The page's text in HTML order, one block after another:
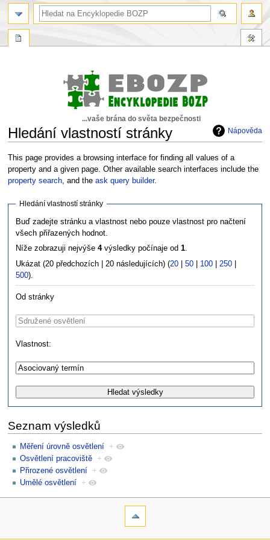
...vaše brána do světa bezpečnosti
Nápověda
Hledání vlastností stránky
Skočit
na
navigaci
Skočit
na
vyhledávání
This page provides a browsing interface for finding all values of a
property and a given page. Other available search interfaces include the
property search, and the ask query builder.
Hledání vlastností stránky
Buď zadejte stránku a vlastnost nebo pouze vlastnost pro načtení
všech přiřazených hodnot.
Níže zobrazuji nejvýše4výsledky počínaje od1.
Ukázat (20 předchozích | 20 následujících) (20 |50 100 250
500).
Od stránky
Vlastnost:
Seznam výsledků
Měření úrovně osvětlení
+
Osvětlení pracoviště
+
Přirozené osvětlení
+
Umělé osvětlení
+